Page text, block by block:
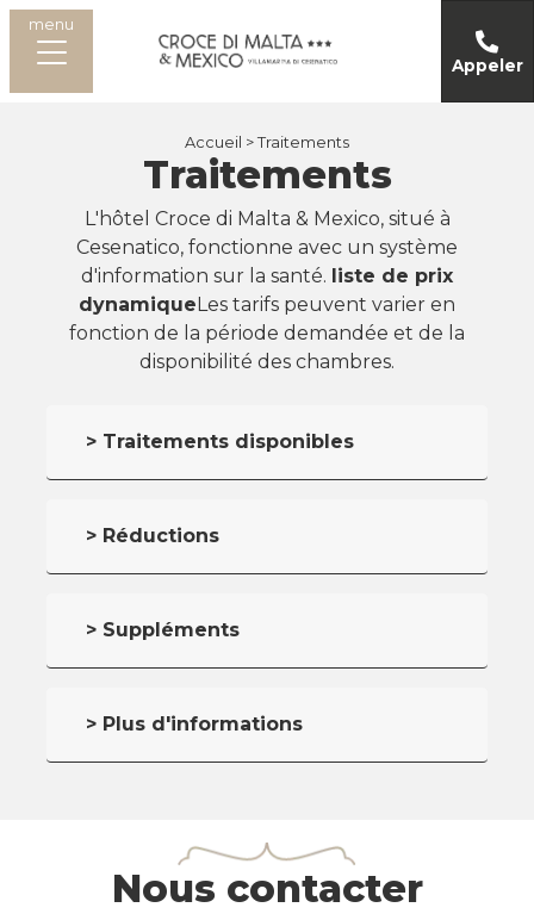
menu
Appeler
Accueil > Traitements
Traitements
L'hôtel Croce di Malta & Mexico, situé à
Cesenatico, fonctionne avec un système
d'information sur la santé. liste de prix
dynamiqueLes tarifs peuvent varier en
fonction de la période demandée et de la
disponibilité des chambres.
> Traitements disponibles
> Réductions
> Suppléments
> Plus d'informations
Nous contacter